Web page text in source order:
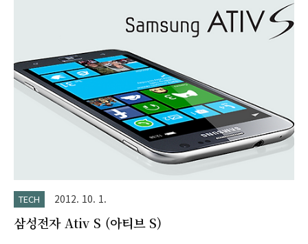
동시에 누르시면 됩니다. 첫 구매이니 장점 위주로 살펴보면 갤2
랑 비교해보면 갤2보다 와이파이 속도 더 잘나오네요.화면도 크
고 아몰레드 번인 걱정(번인으로 A/S 한번 받았었습니다.)없다는
게 특히 좋네요.갤2랑 비슷하게 세팅해서 사용하는데 램이 2기가
라서 500MB정도 더 여유가 있습니다.Q보이스랑 On-Screen
Phone 기능(폰 화면을 컴퓨터에서 보면서 작동 가능)은 ..
TECH 2012. 10. 1.
삼성전자 Ativ S (아티브 S)